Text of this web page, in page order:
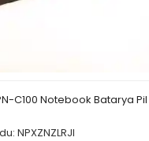
C100 Notebook Batarya Pil
NPXZNZLRJI